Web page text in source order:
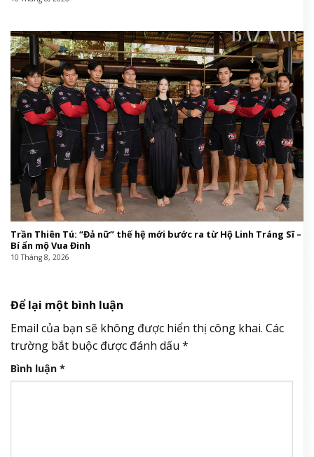
Trần Thiên Tú: “Đả nữ” thế hệ mới bước ra từ Hộ Linh Tráng Sĩ –
Bí ẩn mộ Vua Đinh
10 Tháng 8, 2026
Để lại một bình luận
Email của bạn sẽ không được hiển thị công khai. Các
trường bắt buộc được đánh dấu *
Bình luận *